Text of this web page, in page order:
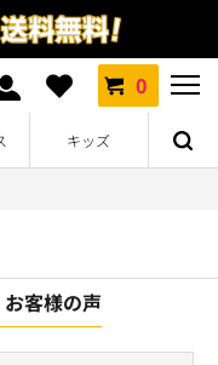
0
キッズ
客様の声